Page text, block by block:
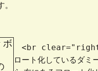
ボ
<br
ロート化しているダミ